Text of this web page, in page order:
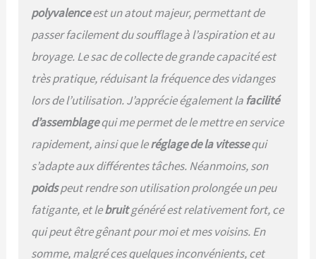
polyvalenceest un atout majeur, permettant de
passer facilement du soufflage à l’aspiration et au
broyage. Le sac de collecte de grande capacité est
très pratique, réduisant la fréquence des vidanges
lors de l’utilisation. J’apprécie également lafacilité
d’assemblagequi me permet de le mettre en service
rapidement, ainsi que leréglage de la vitessequi
s’adapte aux différentes tâches. Néanmoins, son
poidspeut rendre son utilisation prolongée un peu
fatigante, et lebruitgénéré est relativement fort, ce
qui peut être gênant pour moi et mes voisins. En
somme, malgré ces quelques inconvénients, cet